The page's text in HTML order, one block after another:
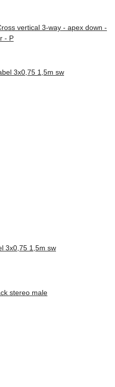
vertical 3-way - apex down -
- P
3x0,75 1,5m sw